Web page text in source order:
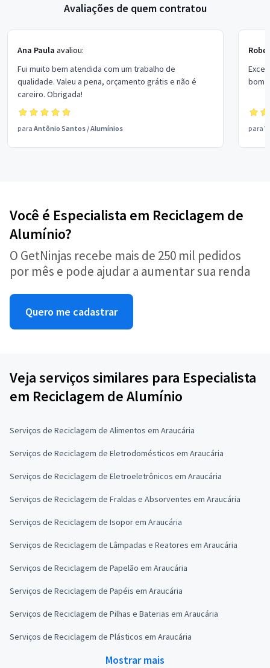
Avaliações de quem contratou
Ana Paula avaliou:
Fui muito bem atendida com um trabalho de
qualidade. Valeu a pena, orçamento grátis e não é
careiro. Obrigada!
para Antônio Santos /Alumínios
bom
para
Você é Especialista em Reciclagem de
Alumínio?
O GetNinjas recebe mais de 250 mil pedidos
por mês e pode ajudar a aumentar sua renda
Quero me cadastrar
Veja serviços similares para Especialista
em Reciclagem de Alumínio
Serviços de Reciclagem de Alimentos em Araucária
Serviços de Reciclagem de Eletrodomésticos em Araucária
Serviços de Reciclagem de Eletroeletrônicos em Araucária
Serviços de Reciclagem de Fraldas e Absorventes em Araucária
Serviços de Reciclagem de Isopor em Araucária
Serviços de Reciclagem de Lâmpadas e Reatores em Araucária
Serviços de Reciclagem de Papelão em Araucária
Serviços de Reciclagem de Papéis em Araucária
Serviços de Reciclagem de Pilhas e Baterias em Araucária
Serviços de Reciclagem de Plásticos em Araucária
Mostrar mais